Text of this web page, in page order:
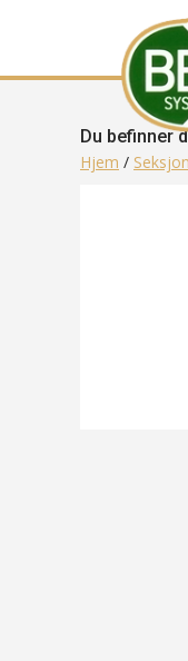
Du befinner
Hjem /